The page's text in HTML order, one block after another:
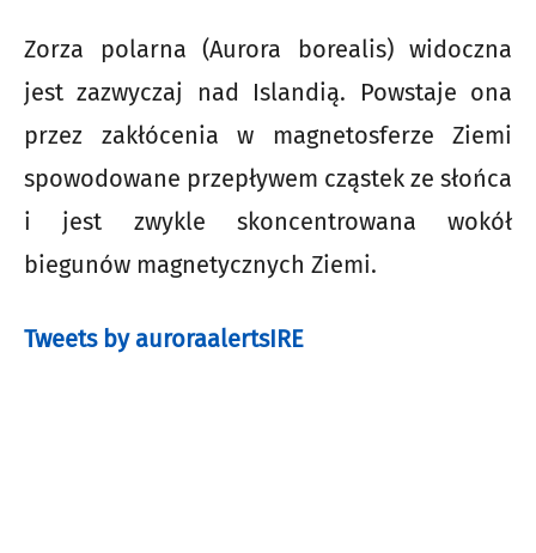
Zorza polarna (Aurora borealis) widoczna
jest zazwyczaj nad Islandią. Powstaje ona
przez zakłócenia w magnetosferze Ziemi
spowodowane przepływem cząstek ze słońca
i jest zwykle skoncentrowana wokół
biegunów magnetycznych Ziemi.
Tweets by auroraalertsIRE